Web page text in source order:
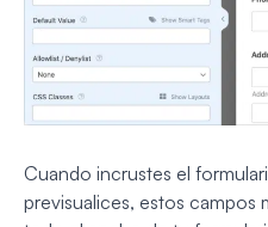
Cuando incrustes el
previsualices, estos